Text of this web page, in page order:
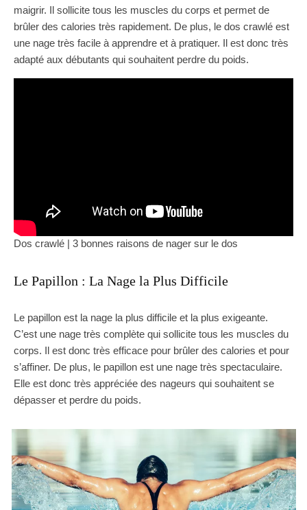
maigrir. Il sollicite tous les muscles du corps et permet de
brûler des calories très rapidement. De plus, le dos crawlé est
une nage très facile à apprendre et à pratiquer. Il est donc très
adapté aux débutants qui souhaitent perdre du poids.
Dos crawlé | 3 bonnes raisons de nager sur le dos
Le Papillon : La Nage la Plus Difficile
Le papillon est la nage la plus difficile et la plus exigeante.
C’est une nage très complète qui sollicite tous les muscles du
corps. Il est donc très efficace pour brûler des calories et pour
s’affiner. De plus, le papillon est une nage très spectaculaire.
Elle est donc très appréciée des nageurs qui souhaitent se
dépasser et perdre du poids.